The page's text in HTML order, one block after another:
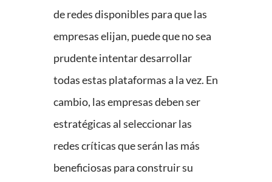
de redes disponibles para que las
empresas elijan, puede que no sea
prudente intentar desarrollar
todas estas plataformas a la vez. En
cambio, las empresas deben ser
estratégicas al seleccionar las
redes críticas que serán las más
beneficiosas para construir su